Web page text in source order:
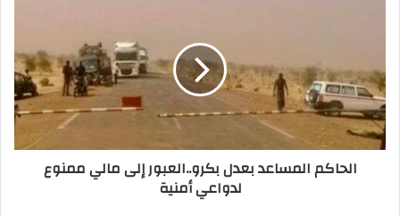
الحاكم المساعد بعدل بكرو..العبور إلى مالي ممنوع
لدواعي أمنية